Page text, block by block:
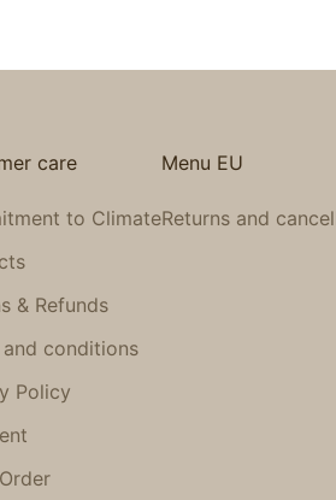
care
to Climate
& Refunds
and conditions
Policy
Menu EU
Returns and